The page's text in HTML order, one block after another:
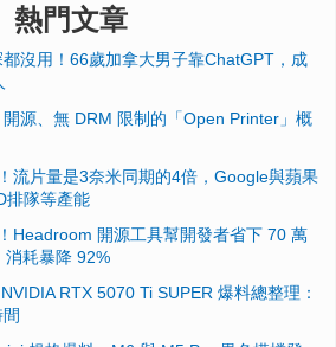
熱門文章
沒用！66歲加拿大男子靠ChatGPT，成
源、無 DRM 限制的「Open Printer」概
流片量是3奈米同期的4倍，Google與蘋果
排隊等產能
Headroom 開源工具幫開發者省下 70 萬
消耗暴降 92%
RTX 5070 Ti SUPER 爆料總整理：